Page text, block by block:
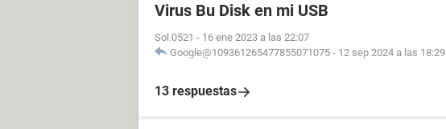
Virus Bu Disk en mi USB
Sol.0521 - 16 ene 2023 a las 22:07
Google@109361265477855071075 - 12 sep 2024 a las 18:29
13 respuestas